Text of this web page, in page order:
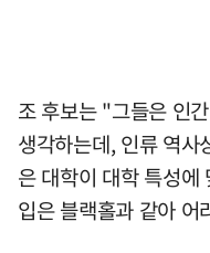
조 후보는 "그들은 인
생각하는데, 인류 역
은 대학이 대학 특성에
입은 블랙홀과 같아